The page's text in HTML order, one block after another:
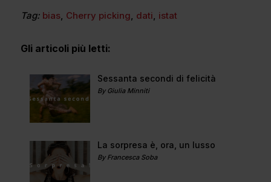
Tag: bias, Cherry picking dati istat
Gli articoli più letti:
Sessanta secondi di felicità
By Giulia Minniti
La sorpresa è, ora, un lusso
By Francesca Soba